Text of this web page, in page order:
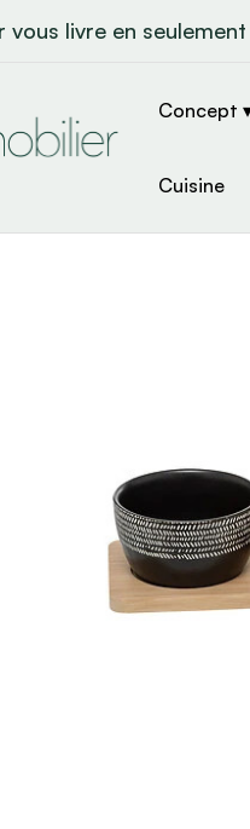
vous livre en
Concept
Cuisine